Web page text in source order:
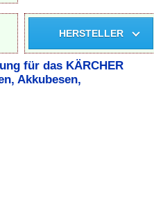
HERSTELLER
für das KÄRCHER
Akkubesen,